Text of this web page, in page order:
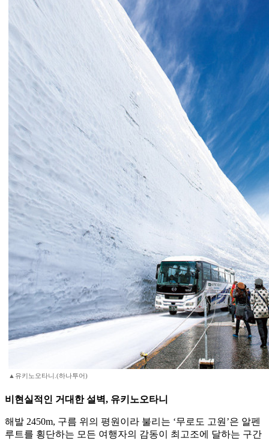
▲유키노오타니.(하나투어)
비현실적인 거대한 설벽, 유키노오타니
해발 2450m, 구름 위의 평원이라 불리는 ‘무로도 고원’은 알펜
루트를 횡단하는 모든 여행자의 감동이 최고조에 달하는 구간